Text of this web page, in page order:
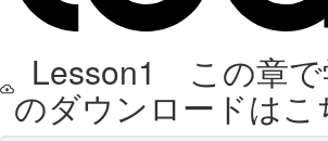
Lesson1 この章で
のダウンロードはこ